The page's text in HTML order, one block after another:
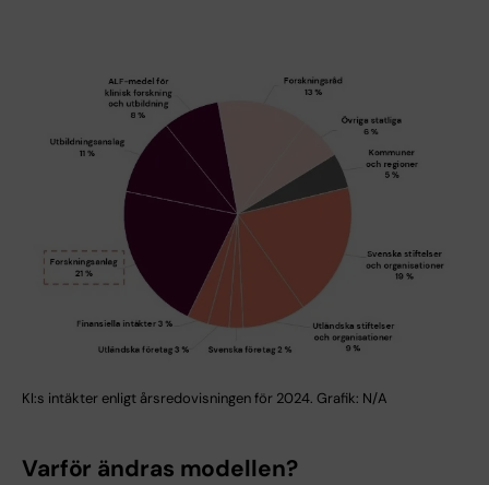
KI:s intäkter enligt årsredovisningen för 2024. Grafik: N/A
Varför ändras modellen?